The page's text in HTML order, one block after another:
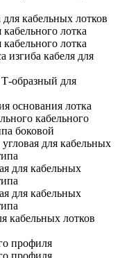
кабельных лотков
лотка
лотка
изгиба кабеля для
образный для
основания лотка
кабельного
боковой
для кабельных
для кабельных
для кабельных
кабельных лотков
профиля
профиля